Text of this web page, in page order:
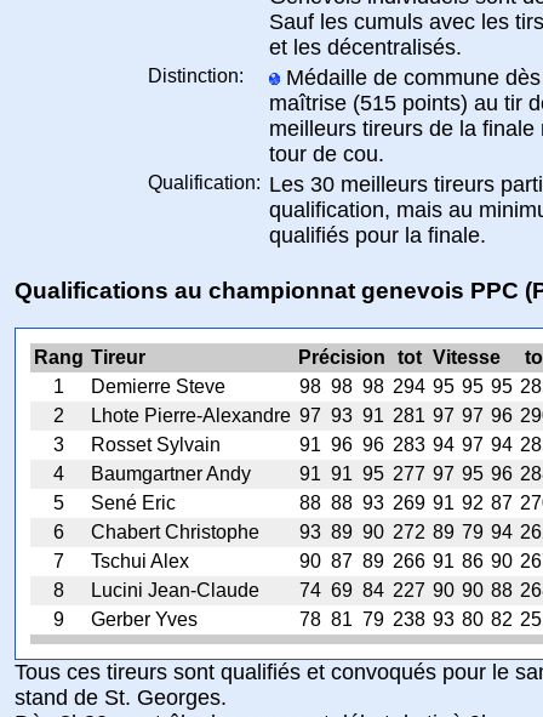
Sauf les cumuls avec les
et les décentralisés.
Distinction:
Médaille de commune
maîtrise (515 points) au tir
meilleurs tireurs de la
tour de cou.
Qualification: Les 30 meilleurs tireurs
qualification, mais au
qualifiés pour la finale.
Qualifications au championnat genevois PPC
Rang Tireur Précision tot Vitesse
1
Demierre Steve 98 98 98 294 95 95 95
2
Lhote Pierre-Alexandre 97 93 91 281 97 97 96
3
Rosset Sylvain 91 96 96 283 94 97 94
4
Baumgartner Andy 91 91 95 277 97 95 96
5
Sené Eric 88 88 93 269 91 92 87
6
Chabert Christophe 93 89 90 272 89 79 94
7
Tschui Alex 90 87 89 266 91 86 90
8
Lucini Jean-Claude 74 69 84 227 90 90 88
9
Gerber Yves 78 81 79 238 93 80 82
Tous ces tireurs sont qualifiés et convoqués pour le
stand de St. Georges.